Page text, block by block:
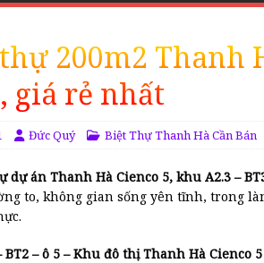
200m2 Thanh
giá rẻ nhất
Đức Quý Biệt Thự Thanh Hà Cần Bán
dự án Thanh Hà Cienco 5, khu A2.3 –
to, không gian sống yên tĩnh, trong
– ô 5 – Khu đô thị Thanh Hà Cienco 5